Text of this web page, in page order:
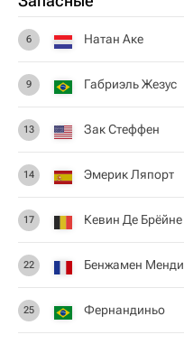
6 Натан Аке
9 Габриэль Жезус
13 Зак Стеффен
14 Эмерик Ляпорт
17 Кевин Де Брёйне
22 Бенжамен Менди
25 Фернандиньо